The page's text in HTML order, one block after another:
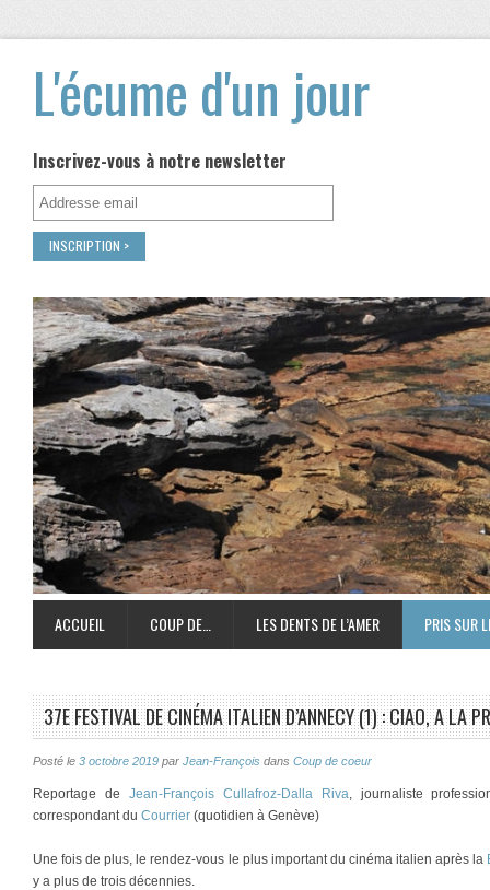
L'écume d'un jour
Inscrivez-vous à notre newsletter
ACCUEIL COUP DE… LES DENTS DE L’AMER PRIS SUR
37E FESTIVAL DE CINÉMA ITALIEN D’ANNECY (1) : CIAO, A LA
Posté le 3 octobre 2019 par Jean-François dans Coup de coeur
Reportage de Jean-François Cullafroz-Dalla Riva, journaliste
correspondant du Courrier (quotidien à Genève)
Une fois de plus, le rendez-vous le plus important du cinéma italien après la
y a plus de trois décennies.